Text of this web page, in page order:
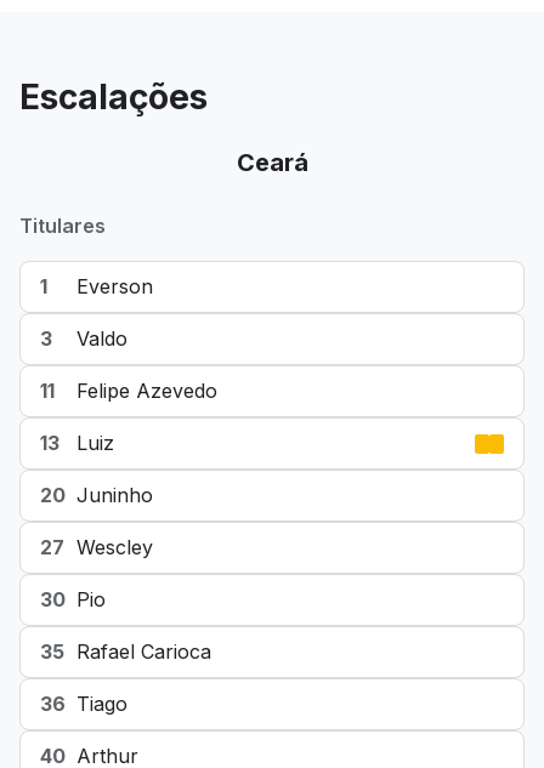
Escalações
Ceará
Titulares
1 Everson
3 Valdo
11 Felipe Azevedo
13 Luiz
20 Juninho
27 Wescley
30 Pio
35 Rafael Carioca
36 Tiago
40 Arthur